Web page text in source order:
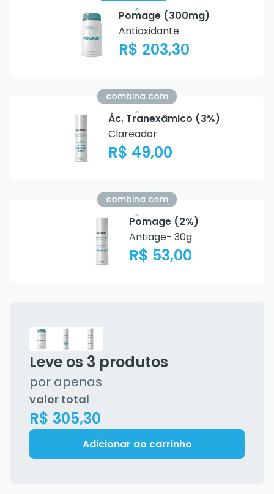
Pomage (300mg)
Antioxidante
R$ 203,30
combina com
Ác. Tranexâmico (3%)
Clareador
R$ 49,00
combina com
Pomage (2%)
Antiage- 30g
R$ 53,00
Leve os 3 produtos
por apenas
valor total
R$ 305,30
Adicionar ao carrinho